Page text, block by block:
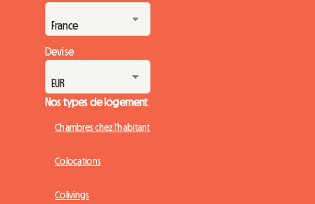
Devise
Nos types de logement
Chambres chez l'habitant
Colocations
Colivings